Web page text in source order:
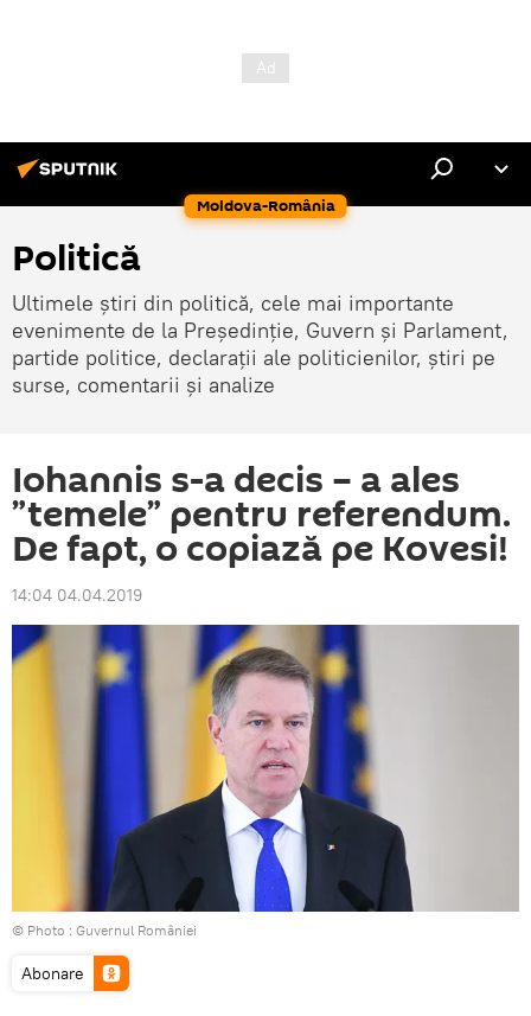
Moldova-România
Politică
Ultimele știri din politică, cele mai importante
evenimente de la Președinție, Guvern și Parlament,
partide politice, declarații ale politicienilor, știri pe
surse, comentarii și analize
Iohannis s-a decis – a ales
”temele” pentru referendum.
De fapt, o copiază pe Kovesi!
14:04 04.04.2019
© Photo : Guvernul României
Abonare